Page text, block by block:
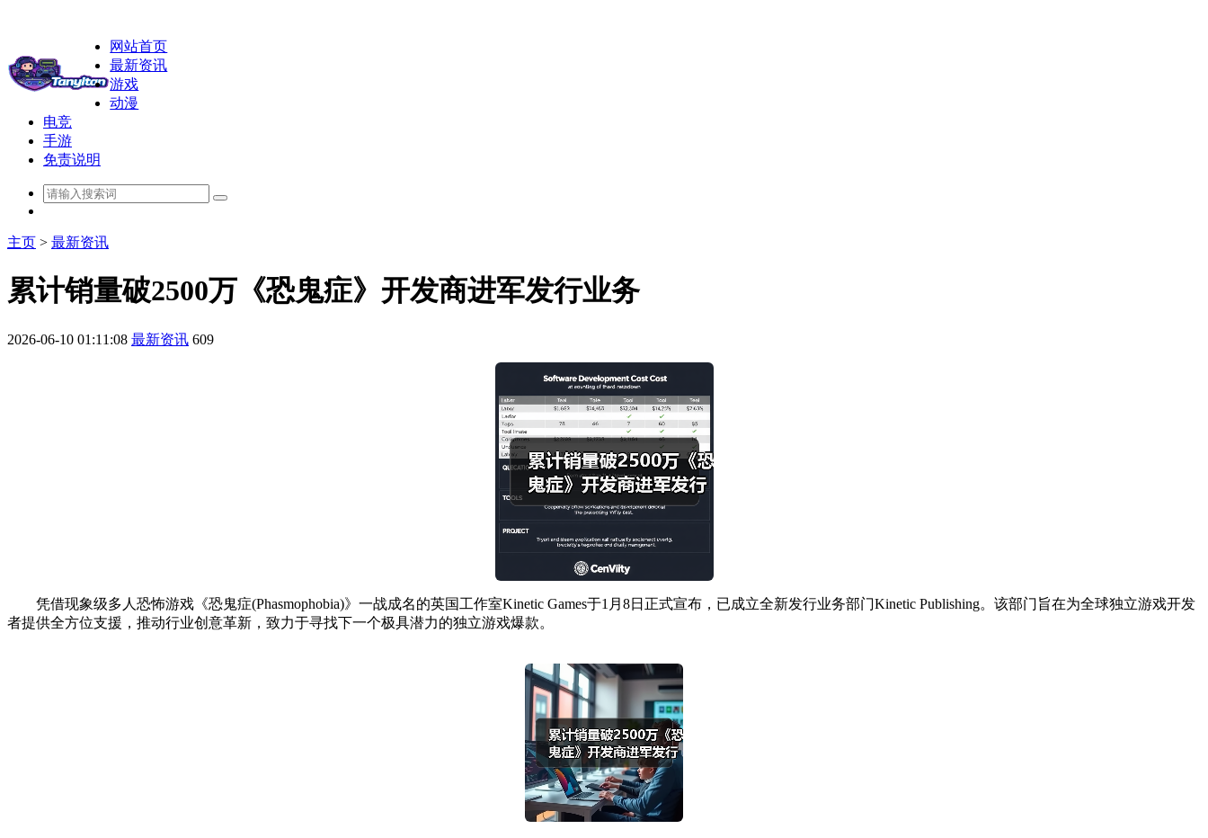
网站首页
最新资讯
游戏
动漫
电竞
手游
免责说明
主页 > 最新资讯
累计销量破2500万《恐鬼症》开发商进军发行业务
2026-06-10 01:11:08 最新资讯 609
凭借现象级多人恐怖游戏《恐鬼症(Phasmophobia)》一战成名的英国工作室Kinetic Games于1月8日正式宣布，已成立全新发行业务部门Kinetic Publishing。该部门旨在为全球独立游戏开发
者提供全方位支援，推动行业创意革新，致力于寻找下一个极具潜力的独立游戏爆款。